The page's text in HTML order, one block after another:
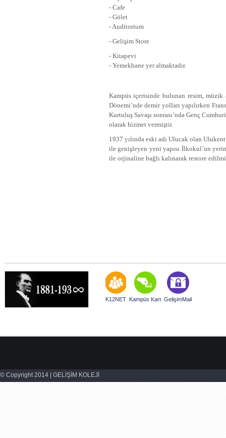
- Cafe
- Gölet
- Auditorium
- Gelişim Store
- Kitapevi
- Yemekhane yer almaktadır.
Kampüs içerisinde bulunan resim,
Dönemi’nde demir yolları yapılırken
Kurtuluş Savaşı sonrası’nda Genç
olarak hizmet vermiştir.
1937 yılında eski adı Ulucak olan
ile genişleyen yeni yapısı İlkokul’un
ile orjinaline bağlı kalınarak restore
K12NET Kampüs Kart GelişimMail
© Copyright 2014 | GELİŞİM KOLEJİ